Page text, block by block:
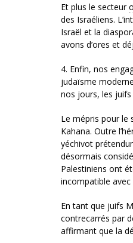
Et plus le secteur
des Israéliens.
Israël et la
avons d’ores et
4. Enfin, nos
judaïsme
nos jours, les
Le mépris pour le
Kahana. Outre
yéchivot
désormais
Palestiniens ont
incompatible
En tant que juifs
contrecarrés par
affirmant que la